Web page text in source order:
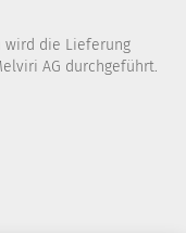
wird die Lieferung
AG durchgeführt.